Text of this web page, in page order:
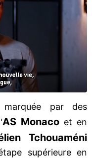
par des
AS Monaco et en
Tchouaméni
supérieure en